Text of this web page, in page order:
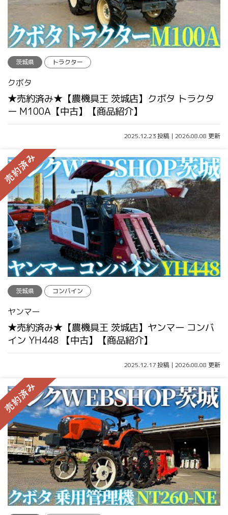
茨城県 トラクター
クボタ
★売約済み★【農機具王 茨城店】クボタ トラクタ
ー M100A【中古】【商品紹介】
2025.12.23 投稿 | 2026.08.08 更新
茨城県 コンバイン
ヤンマー
★売約済み★【農機具王 茨城店】ヤンマー コンバ
イン YH448 【中古】【商品紹介】
2025.12.17 投稿 | 2026.08.08 更新